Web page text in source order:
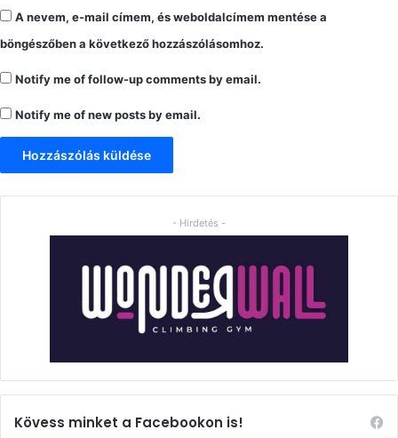
A nevem, e-mail címem, és weboldalcímem mentése a
böngészőben a következő hozzászólásomhoz.
Notify me of follow-up comments by email.
Notify me of new posts by email.
- Hirdetés -
Kövess minket a Facebookon is!